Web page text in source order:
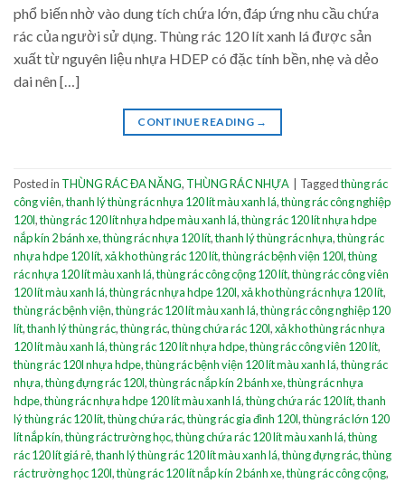
phổ biến nhờ vào dung tích chứa lớn, đáp ứng nhu cầu chứa
rác của người sử dụng. Thùng rác 120 lít xanh lá được sản
xuất từ nguyên liệu nhựa HDEP có đặc tính bền, nhẹ và dẻo
dai nên […]
CONTINUE READING →
Posted in THÙNG RÁC ĐA NĂNG, THÙNG RÁC NHỰA Taggedthùng rác
công viên,thanh lý thùng rác nhựa 120 lít màu xanh lá,thùng rác công nghiệp
120l,thùng rác 120 lít nhựa hdpe màu xanh lá,thùng rác 120 lít nhựa hdpe
nắp kín 2 bánh xe,thùng rác nhựa 120 lít,thanh lý thùng rác nhựa,thùng rác
nhựa hdpe 120 lít,xả kho thùng rác 120 lít,thùng rác bệnh viện 120l,thùng
rác nhựa 120 lít màu xanh lá,thùng rác công cộng 120 lít,thùng rác công viên
120 lít màu xanh lá,thùng rác nhựa hdpe 120l,xả kho thùng rác nhựa 120 lít,
thùng rác bệnh viện,thùng rác 120 lít màu xanh lá,thùng rác công nghiệp 120
lít,thanh lý thùng rác,thùng rác,thùng chứa rác 120l,xả kho thùng rác nhựa
120 lít màu xanh lá,thùng rác 120 lít nhựa hdpe,thùng rác công viên 120 lít,
thùng rác 120l nhựa hdpe,thùng rác bệnh viện 120 lít màu xanh lá,thùng rác
nhựa,thùng đựng rác 120l,thùng rác nắp kín 2 bánh xe,thùng rác nhựa
hdpe,thùng rác nhựa hdpe 120 lít màu xanh lá,thùng chứa rác 120 lít,thanh
lý thùng rác 120 lít,thùng chứa rác,thùng rác gia đình 120l,thùng rác lớn 120
lít nắp kín,thùng rác trường học,thùng chứa rác 120 lít màu xanh lá,thùng
rác 120 lít giá rẻ,thanh lý thùng rác 120 lít màu xanh lá,thùng đựng rác,thùng
rác trường học 120l,thùng rác 120 lít nắp kín 2 bánh xe,thùng rác công cộng,